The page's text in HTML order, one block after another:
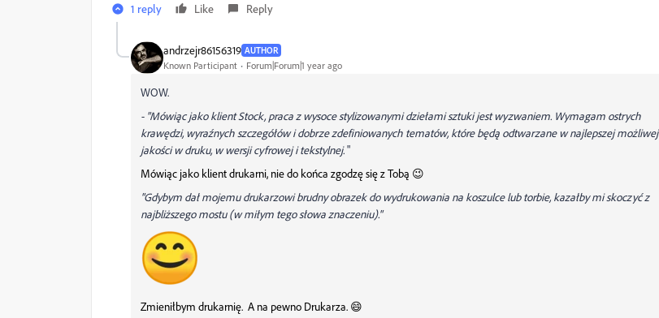
1 reply
Like Reply
andrzejr86156319 AUTHOR
Known Participant Forum|Forum|1 year ago
WOW.
- "Mówiąc jako klient Stock, praca z wysoce stylizowanymi dziełami sztuki jest wyzwaniem. Wymagam ostrych
krawędzi, wyraźnych szczegółów i dobrze zdefiniowanych tematów, które będą odtwarzane w najlepszej możliwej
jakości w druku, w wersji cyfrowej i tekstylnej."
Mówiąc jako klient drukarni, nie do końca zgodzę się z Tobą 😉
"Gdybym dał mojemu drukarzowi brudny obrazek do wydrukowania na koszulce lub torbie, kazałby mi skoczyć z
najbliższego mostu (w miłym tego słowa znaczeniu)."
Zmieniłbym drukarnię. A na pewno Drukarza. 😄